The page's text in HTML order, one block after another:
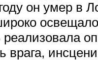
он умер в
врага,